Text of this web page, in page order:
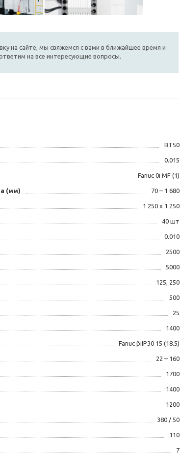
на сайте, мы свяжемся с вами в ближайшее время и
на все интересующие вопросы.
BT50
0.015
Fanuc 0i MF (1)
(мм) 70 – 1 680
1 250 х 1 250
40 шт
0.010
2500
5000
125, 250
500
25
1400
Fanuc βiIP30 15 (18.5)
22 – 160
1700
1400
1200
380 / 50
110
7